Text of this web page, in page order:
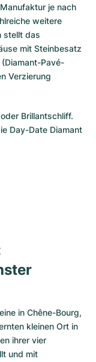
je nach
weitere
stellt das
mit Steinbesatz
Pavé-
Verzierung
Brillantschliff.
Day-Date Diamant
in Chêne-Bourg,
kleinen Ort in
ihrer vier
und mit